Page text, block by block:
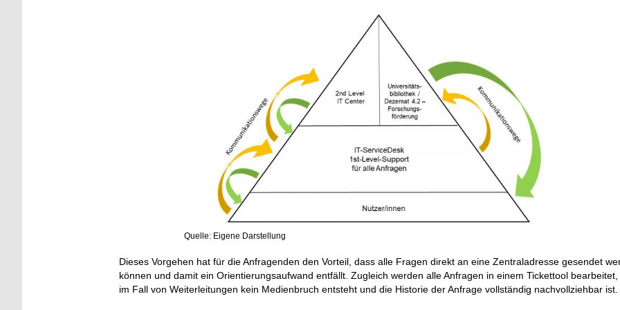
Quelle: Eigene Darstellung
Dieses Vorgehen hat für die Anfragenden den Vorteil, dass alle Fragen direkt an eine Zentraladresse gesendet
können und damit ein Orientierungsaufwand entfällt. Zugleich werden alle Anfragen in einem Tickettool
im Fall von Weiterleitungen kein Medienbruch entsteht und die Historie der Anfrage vollständig nachvollziehbar ist.